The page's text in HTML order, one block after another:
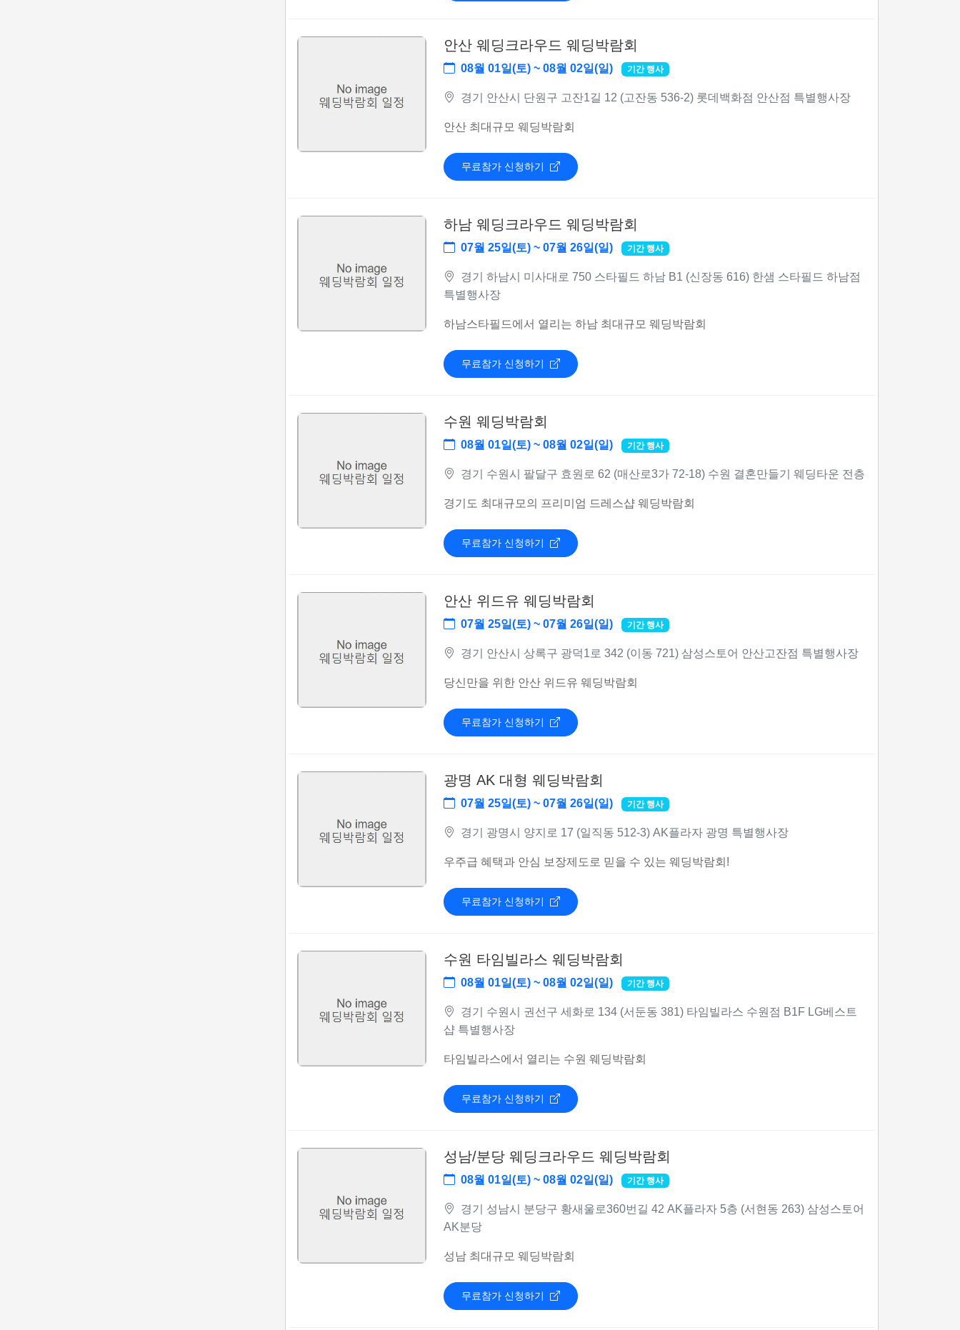
안산 웨딩크라우드 웨딩박람회
08월 01일(토) ~ 08월 02일(일) 기간 행사
경기 안산시 단원구 고잔1길 12 (고잔동 536-2) 롯데백화점 안산점 특별행사장
안산 최대규모 웨딩박람회
무료참가 신청하기
하남 웨딩크라우드 웨딩박람회
07월 25일(토) ~ 07월 26일(일) 기간 행사
경기 하남시 미사대로 750 스타필드 하남 B1 (신장동 616) 한샘 스타필드 하남점
특별행사장
하남스타필드에서 열리는 하남 최대규모 웨딩박람회
무료참가 신청하기
수원 웨딩박람회
08월 01일(토) ~ 08월 02일(일) 기간 행사
경기 수원시 팔달구 효원로 62 (매산로3가 72-18) 수원 결혼만들기 웨딩타운 전층
경기도 최대규모의 프리미엄 드레스샵 웨딩박람회
무료참가 신청하기
안산 위드유 웨딩박람회
07월 25일(토) ~ 07월 26일(일) 기간 행사
경기 안산시 상록구 광덕1로 342 (이동 721) 삼성스토어 안산고잔점 특별행사장
당신만을 위한 안산 위드유 웨딩박람회
무료참가 신청하기
광명 AK 대형 웨딩박람회
07월 25일(토) ~ 07월 26일(일) 기간 행사
경기 광명시 양지로 17 (일직동 512-3) AK플라자 광명 특별행사장
우주급 혜택과 안심 보장제도로 믿을 수 있는 웨딩박람회!
무료참가 신청하기
수원 타임빌라스 웨딩박람회
08월 01일(토) ~ 08월 02일(일) 기간 행사
경기 수원시 권선구 세화로 134 (서둔동 381) 타임빌라스 수원점 B1F LG베스트
샵 특별행사장
타임빌라스에서 열리는 수원 웨딩박람회
무료참가 신청하기
성남/분당 웨딩크라우드 웨딩박람회
08월 01일(토) ~ 08월 02일(일) 기간 행사
경기 성남시 분당구 황새울로360번길 42 AK플라자 5층 (서현동 263) 삼성스토어
AK분당
성남 최대규모 웨딩박람회
무료참가 신청하기